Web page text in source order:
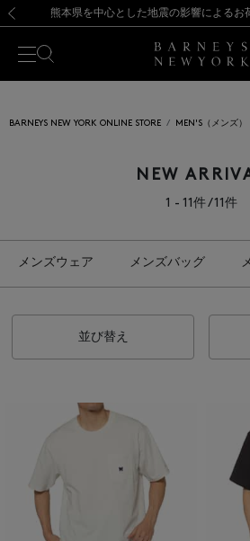
熊本県を中心とした地震の影響によるお
【開催中】SUMMER SALEのご案
BARNEYS NEW YORK ONLINE STORE MEN'S（メンズ）
NEW
1 - 11件 / 11件
メンズウェア メンズバッグ
並び替え